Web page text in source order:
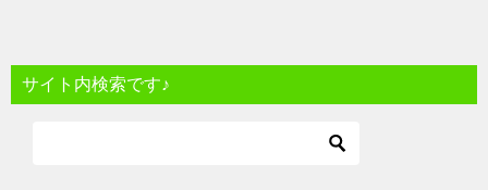
サイト内検索です♪